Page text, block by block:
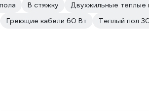
В стяжку Двухжильные теплые
Греющие кабели 60 Вт
Теплый пол